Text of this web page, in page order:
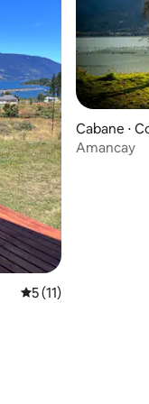
Évaluation moyenne
5 (11)
Cabane ⋅
Amancay